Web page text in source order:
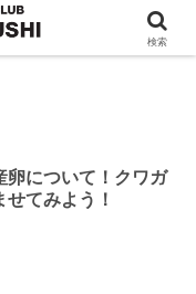
月夜野昆虫倶楽部
卵について！クワガ
てみよう！
検索